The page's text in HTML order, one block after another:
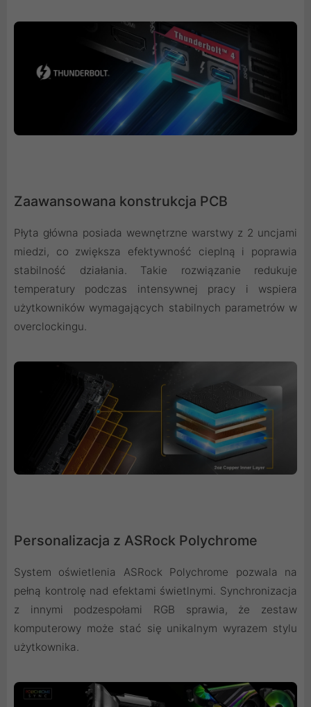
Zaawansowana konstrukcja PCB
Płyta główna posiada wewnętrzne warstwy z 2 uncjami
miedzi, co zwiększa efektywność cieplną i poprawia
stabilność działania. Takie rozwiązanie redukuje
temperatury podczas intensywnej pracy i wspiera
użytkowników wymagających stabilnych parametrów w
overclockingu.
Personalizacja z ASRock Polychrome
System oświetlenia ASRock Polychrome pozwala na
pełną kontrolę nad efektami świetlnymi. Synchronizacja
z innymi podzespołami RGB sprawia, że zestaw
komputerowy może stać się unikalnym wyrazem stylu
użytkownika.